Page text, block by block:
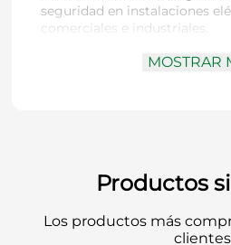
seguridad en instalaciones
comerciales e industriales.
Uso:Protección y
eléctricos
Marca:Hoffens
MOSTRAR
Productos
Los productos más
clientes